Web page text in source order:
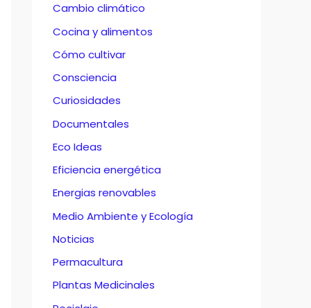
Cambio climático
Cocina y alimentos
Cómo cultivar
Consciencia
Curiosidades
Documentales
Eco Ideas
Eficiencia energética
Energias renovables
Medio Ambiente y Ecología
Noticias
Permacultura
Plantas Medicinales